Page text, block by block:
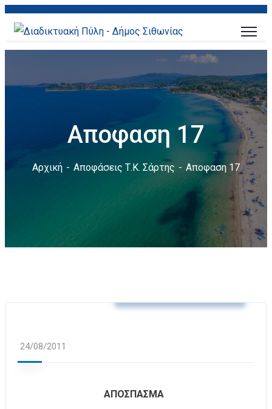
Αποφαση 17
Αρχική Αποφάσεις Τ.Κ. Σάρτης Αποφαση 17
24/08/2011
ΑΠΟΣΠΑΣΜΑ